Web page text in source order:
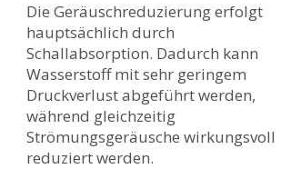
Die Geräuschreduzierung erfolgt
hauptsächlich durch
Schallabsorption. Dadurch kann
Wasserstoff mit sehr geringem
Druckverlust abgeführt werden,
während gleichzeitig
Strömungsgeräusche wirkungsvoll
reduziert werden.